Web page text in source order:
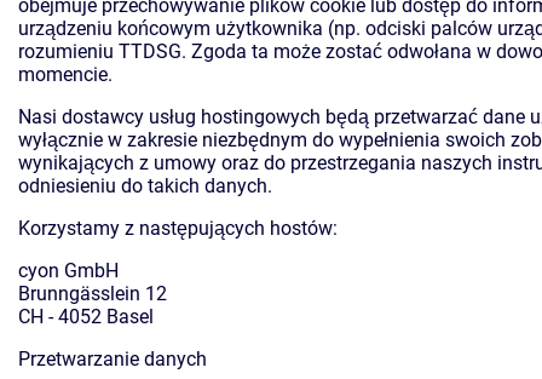
obejmuje przechowywanie plików cookie lub dostęp do
urządzeniu końcowym użytkownika (np. odciski palców
rozumieniu TTDSG. Zgoda ta może zostać odwołana w
momencie.
Nasi dostawcy usług hostingowych będą przetwarzać dane
wyłącznie w zakresie niezbędnym do wypełnienia swoich
wynikających z umowy oraz do przestrzegania naszych
odniesieniu do takich danych.
Korzystamy z następujących hostów:
cyon GmbH
Brunngässlein 12
CH - 4052 Basel
Przetwarzanie danych